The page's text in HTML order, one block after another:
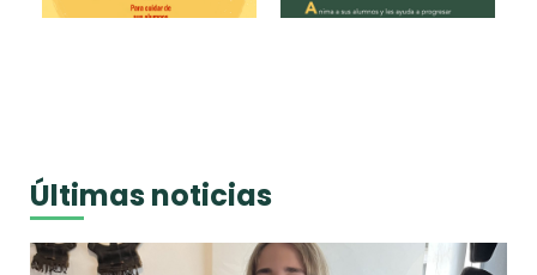
Últimas noticias